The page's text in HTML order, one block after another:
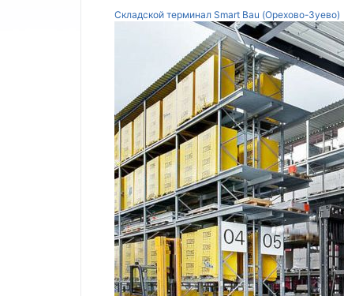
Складской терминал Smart Bau (Орехово-Зуево)